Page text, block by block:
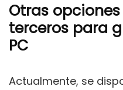
Otras
terceros para
PC
Actualmente, se